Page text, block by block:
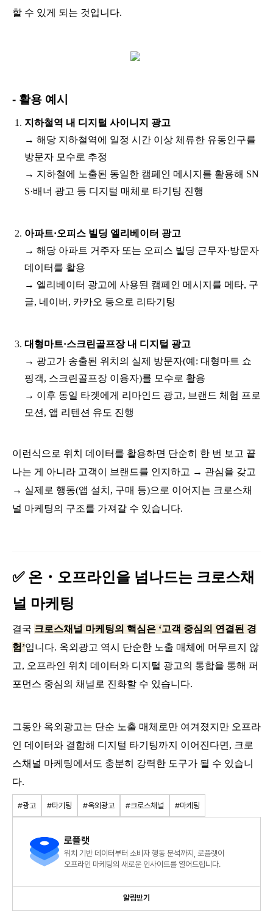
할 수 있게 되는 것입니다.
- 활용 예시
지하철역 내 디지털 사이니지 광고
→ 해당 지하철역에 일정 시간 이상 체류한 유동인구를
방문자 모수로 추정
→ 지하철에 노출된 동일한 캠페인 메시지를 활용해 SN
S·배너 광고 등 디지털 매체로 타기팅 진행
아파트·오피스 빌딩 엘리베이터 광고
→ 해당 아파트 거주자 또는 오피스 빌딩 근무자·방문자
데이터를 활용
→ 엘리베이터 광고에 사용된 캠페인 메시지를 메타, 구
글, 네이버, 카카오 등으로 리타기팅
대형마트·스크린골프장 내 디지털 광고
→ 광고가 송출된 위치의 실제 방문자(예: 대형마트 쇼
핑객, 스크린골프장 이용자)를 모수로 활용
→ 이후 동일 타겟에게 리마인드 광고, 브랜드 체험 프로
모션, 앱 리텐션 유도 진행
이런식으로 위치 데이터를 활용하면 단순히 한 번 보고 끝
나는 게 아니라 고객이 브랜드를 인지하고 → 관심을 갖고
→ 실제로 행동(앱 설치, 구매 등)으로 이어지는 크로스채
널 마케팅의 구조를 가져갈 수 있습니다.
✅ 온・오프라인을 넘나드는 크로스채
널 마케팅
결국 크로스채널 마케팅의 핵심은 ‘고객 중심의 연결된 경
험’입니다. 옥외광고 역시 단순한 노출 매체에 머무르지 않
고, 오프라인 위치 데이터와 디지털 광고의 통합을 통해 퍼
포먼스 중심의 채널로 진화할 수 있습니다.
그동안 옥외광고는 단순 노출 매체로만 여겨졌지만 오프라
인 데이터와 결합해 디지털 타기팅까지 이어진다면, 크로
스채널 마케팅에서도 충분히 강력한 도구가 될 수 있습니
다.
#광고 #타기팅 #옥외광고 #크로스채널 #마케팅
로플랫
위치 기반 데이터부터 소비자 행동 분석까지, 로플랫이
오프라인 마케팅의 새로운 인사이트를 열어드립니다.
알림받기